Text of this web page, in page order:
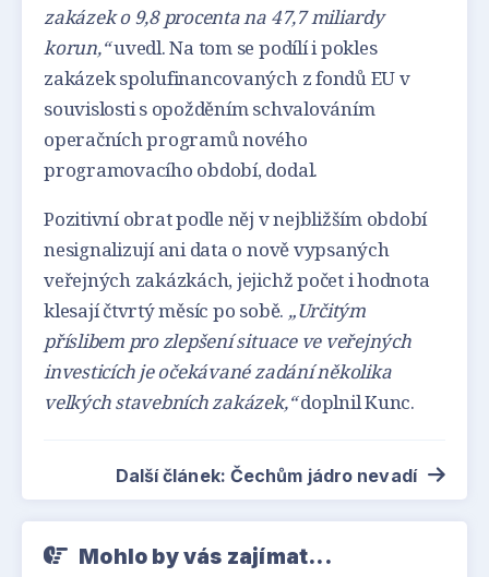
zakázek o 9,8 procenta na 47,7 miliardy
korun,“uvedl. Na tom se podílí i pokles
zakázek spolufinancovaných z fondů EU v
souvislosti s opožděním schvalováním
operačních programů nového
programovacího období, dodal.
Pozitivní obrat podle něj v nejbližším období
nesignalizují ani data o nově vypsaných
veřejných zakázkách, jejichž počet i hodnota
klesají čtvrtý měsíc po sobě. „Určitým
příslibem pro zlepšení situace ve veřejných
investicích je očekávané zadání několika
velkých stavebních zakázek,“doplnil Kunc.
Další článek: Čechům jádro nevadí
Mohlo by vás zajímat...